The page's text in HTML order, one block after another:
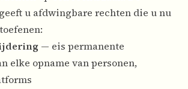
u afdwingbare rechten die u nu
— eis permanente
elke opname van personen,